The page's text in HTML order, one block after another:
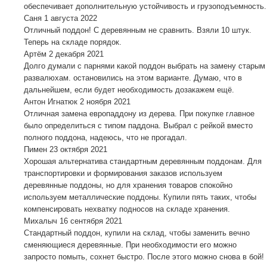
обеспечивает дополнительную устойчивость и грузоподъемность.
Саня 1 августа 2022
Отличный поддон! С деревянным не сравнить. Взяли 10 штук.
Теперь на складе порядок.
Артём 2 декабря 2021
Долго думали с парнями какой поддон выбрать на замену старым
развалюхам. остановились на этом варианте. Думаю, что в
дальнейшем, если будет необходимость дозакажем ещё.
Антон Игнатюк 2 ноября 2021
Отличная замена европаддону из дерева. При покупке главное
было определиться с типом паддона. Выбрал с рейкой вместо
полного поддона, надеюсь, что не прогадал.
Пимен 23 октября 2021
Хорошая альтернатива стандартным деревянным поддонам. Для
транспортировки и формирования заказов используем
деревянные поддоны, но для хранения товаров спокойно
используем металлические поддоны. Купили пять таких, чтобы
компенсировать нехватку подносов на складе хранения.
Михалыч 16 сентября 2021
Стандартный поддон, купили на склад, чтобы заменить вечно
сменяющиеся деревянные. При необходимости его можно
запросто помыть, сохнет быстро. После этого можно снова в бой!